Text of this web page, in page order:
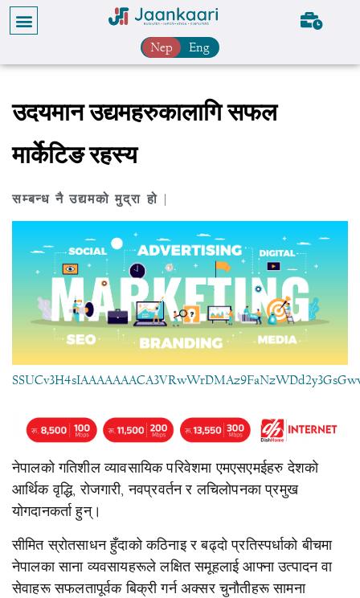
Nep Eng
उदयमान उद्यमहरुकालागि सफल
मार्केटिङ रहस्य
सम्बन्ध नै उद्यमको मुद्रा हो |
नेपालको गतिशील व्यावसायिक परिवेशमा एमएसएमईहरु देशको
आर्थिक वृद्धि, रोजगारी, नवप्रवर्तन र लचिलोपनका प्रमुख
योगदानकर्ता हुन्।
सीमित स्रोतसाधन हुँदाको कठिनाइ र बढ्दो प्रतिस्पर्धाको बीचमा
नेपालका साना व्यवसायहरूले लक्षित समूहलाई आफ्ना उत्पादन वा
सेवाहरू सफलतापूर्वक बिक्री गर्न अक्सर चुनौतीहरू सामना